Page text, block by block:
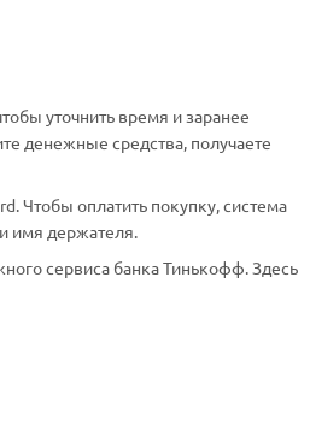
уточнить время и заранее
денежные средства, получаете
Чтобы оплатить покупку, система
имя держателя.
сервиса банка Тинькофф. Здесь